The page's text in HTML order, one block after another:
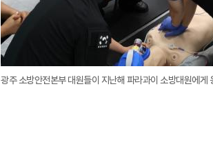
광주 소방안전본부 대원들이 지난해 파라과이 소방대원에